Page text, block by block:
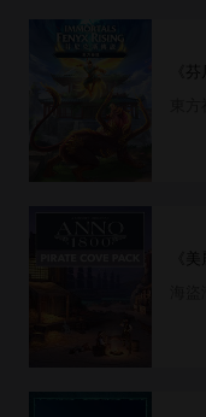
《
《